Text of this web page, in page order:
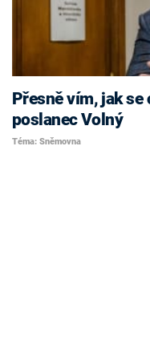
Přesně vím, jak
poslanec Volný
Téma: Sněmovna